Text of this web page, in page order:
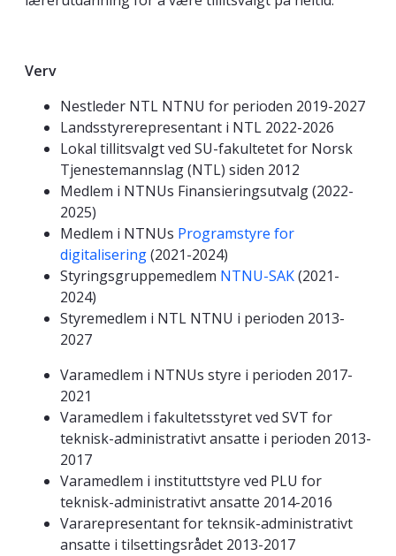
Verv
Nestleder NTL NTNU for perioden 2019-2027
Landsstyrerepresentant i NTL 2022-2026
Lokal tillitsvalgt ved SU-fakultetet for Norsk
Tjenestemannslag (NTL) siden 2012
Medlem i NTNUs Finansieringsutvalg (2022-
2025)
Medlem i NTNUs Programstyre for
digitalisering(2021-2024)
Styringsgruppemedlem NTNU-SAK(2021-
2024)
Styremedlem i NTL NTNU i perioden 2013-
2027
Varamedlem i NTNUs styre i perioden 2017-
2021
Varamedlem i fakultetsstyret ved SVT for
teknisk-administrativt ansatte i perioden 2013-
2017
Varamedlem i instituttstyre ved PLU for
teknisk-administrativt ansatte 2014-2016
Vararepresentant for teknsik-administrativt
ansatte i tilsettingsrådet 2013-2017